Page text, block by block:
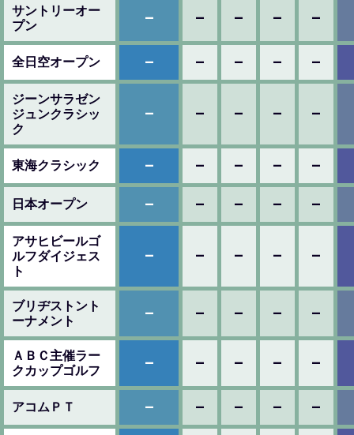
サントリーオー
プン
– – – – –
全日空オープン – – – – –
ジーンサラゼン
ジュンクラシッ
ク
– – – – –
東海クラシック – – – – –
日本オープン – – – – –
アサヒビールゴ
ルフダイジェス
ト
– – – – –
ブリヂストント
ーナメント
– – – – –
ＡＢＣ主催ラー
クカップゴルフ
– – – – –
アコムＰＴ – – – – –